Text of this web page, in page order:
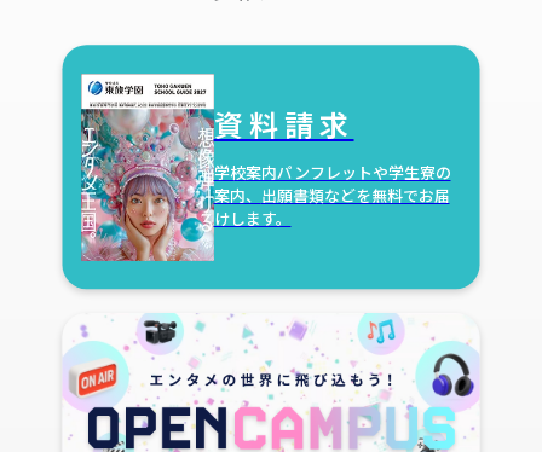
資料請求
学校案内パンフレットや学生寮の
案内、 出願書類などを無料でお届
けします。